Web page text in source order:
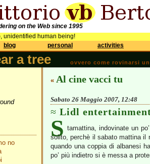
on the Web since 1995
unidentified human being!
blog personal activities
a tree ovvero come rovinarsi
no
« Al cine vacci tu
Sabato 26 Maggio 2007, 12:48
Lidl
S tamattina, indovinate un
solito, perchè il sabato mattina il
quando una coppia di albanesi
po’ più indietro si è messa a